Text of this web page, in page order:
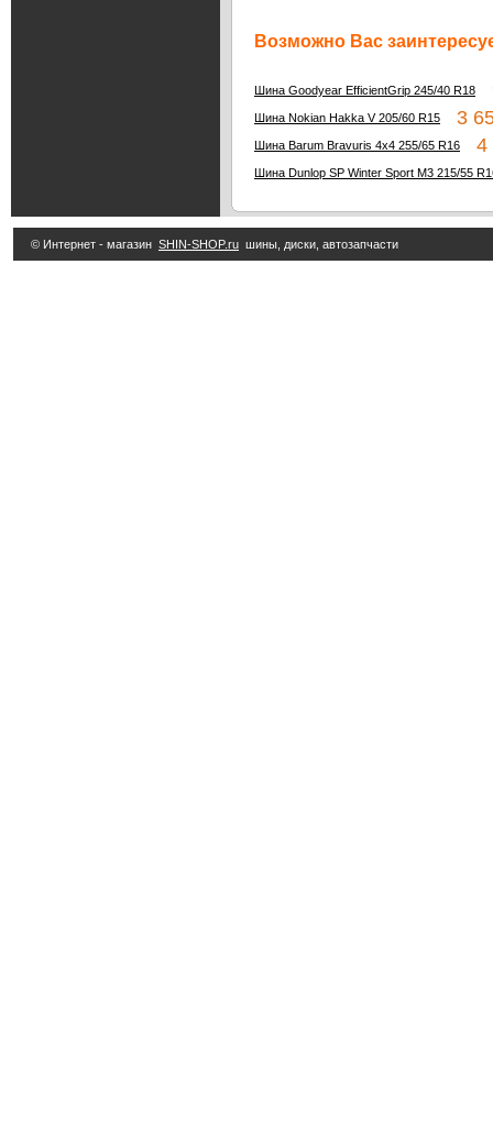
Возможно Вас
Шина Goodyear EfficientGrip 245/40 R18
Шина Nokian Hakka V 205/60 R15 3
Шина Barum Bravuris 4x4 255/65 R16 4
Шина Dunlop SP Winter Sport M3 215/55
© Интернет - магазин SHIN-SHOP.ru шины, диски, автозапчасти